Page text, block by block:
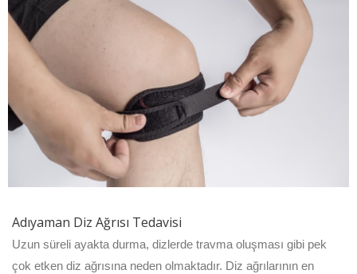
Adıyaman Diz Ağrısı Tedavisi
Uzun süreli ayakta durma, dizlerde travma oluşması gibi pek
çok etken diz ağrısına neden olmaktadır. Diz ağrılarının en